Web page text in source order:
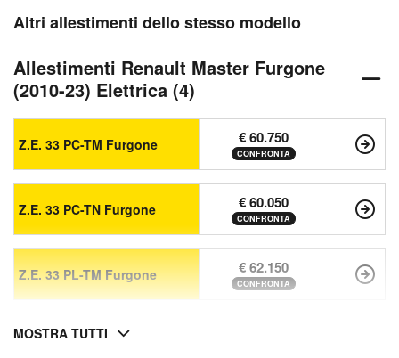
Altri allestimenti dello stesso modello
Allestimenti Renault Master Furgone
(2010-23) Elettrica (4)
Z.E. 33 PC-TM Furgone € 60.750
CONFRONTA
Z.E. 33 PC-TN Furgone € 60.050
CONFRONTA
Z.E. 33 PL-TM Furgone € 62.150
CONFRONTA
MOSTRA TUTTI